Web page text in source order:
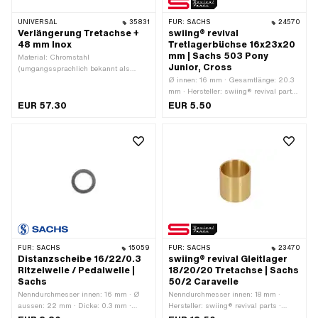
UNIVERSAL 35831
Verlängerung Tretachse +
48 mm Inox
Material: Chromstahl
(umgangssprachlich bekannt als
· Tiefe: 35 mm · Ø Tretarmaufnahme:
EUR 57.30
FÜR: SACHS 24570
swiing® revival
Tretlagerbüchse 16x23x20
mm | Sachs 503 Pony
Junior, Cross
Ø innen: 16 mm · Gesamtlänge: 20.3
mm · Hersteller: swiing® revival parts
· Material: Kunststoff · Farbe: schwarz
EUR 5.50
FÜR: SACHS 15059
Distanzscheibe 16/22/0.3
Ritzelwelle / Pedalwelle |
Sachs
Nenndurchmesser innen: 16 mm · Ø
aussen: 22 mm · Dicke: 0.3 mm ·
FÜR: SACHS 23470
swiing® revival Gleitlager
18/20/20 Tretachse | Sachs
50/2 Caravelle
Nenndurchmesser innen: 18 mm ·
Hersteller: swiing® revival parts ·